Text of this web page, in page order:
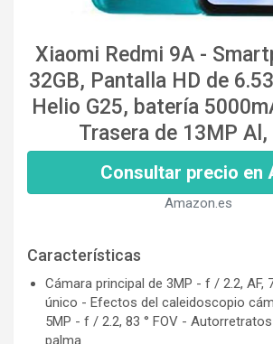
Xiaomi Redmi 9A -
32GB, Pantalla HD de
Helio G25, batería
Trasera de 13MP Al,
Consultar precio en
Amazon.es
Características
Cámara principal de 3MP - f / 2.2, AF,
único - Efectos del caleidoscopio
5MP - f / 2.2, 83 ° FOV -
palma